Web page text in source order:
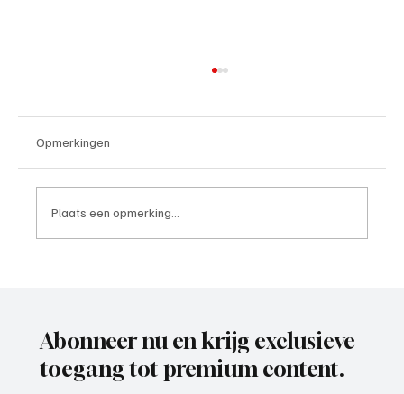
Opmerkingen
Plaats een opmerking...
Abonneer nu en krijg exclusieve
toegang tot premium content.